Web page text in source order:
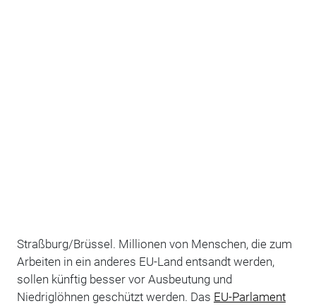
Straßburg/Brüssel. Millionen von Menschen, die zum
Arbeiten in ein anderes EU-Land entsandt werden,
sollen künftig besser vor Ausbeutung und
Niedriglöhnen geschützt werden. Das EU-Parlament